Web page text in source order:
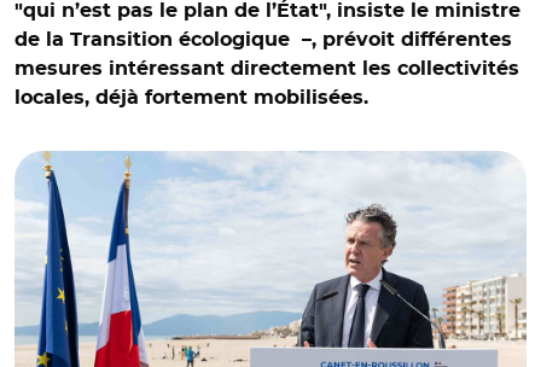
"qui n’est pas le plan de l’État", insiste le ministre
de la Transition écologique –, prévoit différentes
mesures intéressant directement les collectivités
locales, déjà fortement mobilisées.